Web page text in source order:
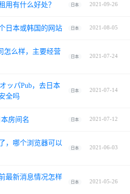
用有什么好处？ 日本 2021-09-26
日本或韩国的网站 日本 2021-08-05
怎么样，主要经营
日本 2021-07-24
ッパPub，去日本
全吗
日本 2021-07-14
房间名 日本 2021-07-12
，哪个浏览器可以
日本 2021-06-03
最新消息情况怎样
日本 2021-05-26